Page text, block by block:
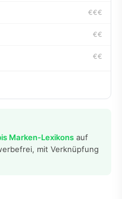
€€€
€€
€€
Marken-Lexikons auf
mit Verknüpfung